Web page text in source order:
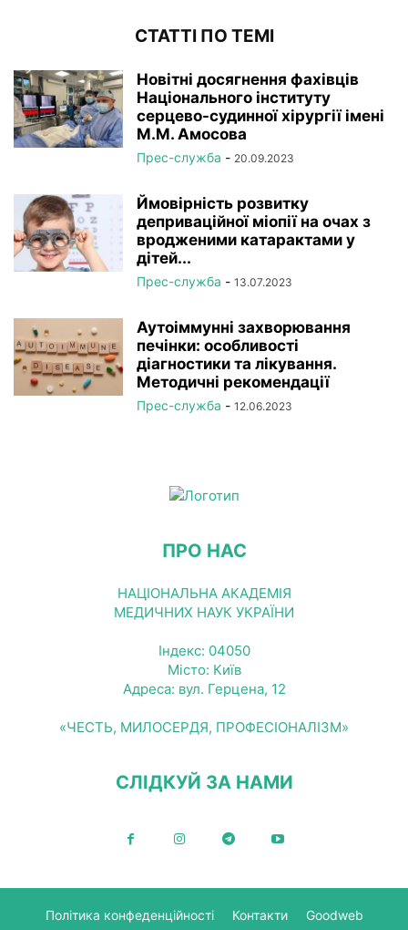
СТАТТІ ПО ТЕМІ
Новітні досягнення фахівців
Національного інституту
серцево-судинної хірургії імeні
М.М. Амосова
Прес-служба - 20.09.2023
Ймовірність розвитку
деприваційної міопії на очах з
вродженими катарактами у
дітей...
Прес-служба - 13.07.2023
Аутоіммунні захворювання
печінки: особливості
діагностики та лікування.
Методичні рекомендації
Прес-служба - 12.06.2023
ПРО НАС
НАЦІОНАЛЬНА АКАДЕМІЯ
МЕДИЧНИХ НАУК УКРАЇНИ
Індекс: 04050
Місто: Київ
Адреса: вул. Герцена, 12
«ЧЕСТЬ, МИЛОСЕРДЯ, ПРОФЕСІОНАЛІЗМ»
СЛІДКУЙ ЗА НАМИ
Політика конфеденційності Контакти Goodweb